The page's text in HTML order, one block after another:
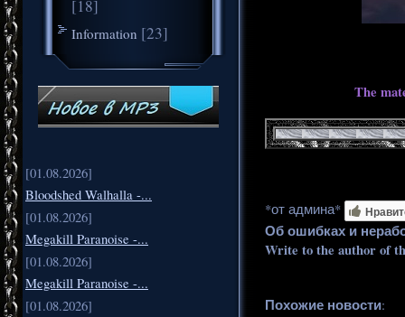
[18]
Information [23]
[01.08.2026]
Bloodshed Walhalla -...
[01.08.2026]
Megakill Paranoise -...
[01.08.2026]
Megakill Paranoise -...
[01.08.2026]
The
*от админа*
Об ошибках и
Write to the author of
Похожие новости: